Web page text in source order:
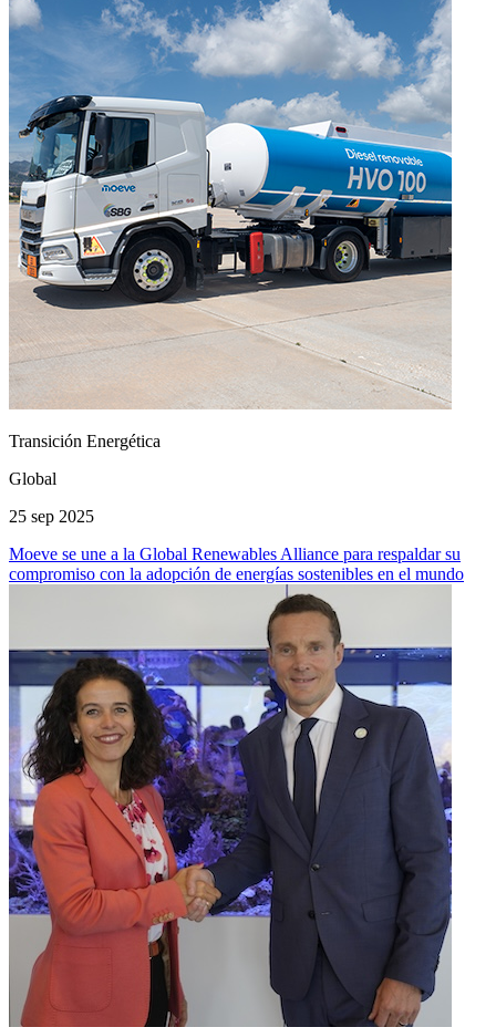
Transición Energética
Global
25 sep 2025
Moeve se une a la Global Renewables Alliance para respaldar su
compromiso con la adopción de energías sostenibles en el mundo